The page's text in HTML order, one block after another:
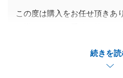
続きを読
この度は購入をお任せ頂きあ
ご売却の方でもお力になれる
き続きよろしくお願いいたし